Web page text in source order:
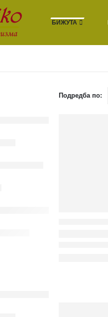
БИЖУТА
Подредба по: